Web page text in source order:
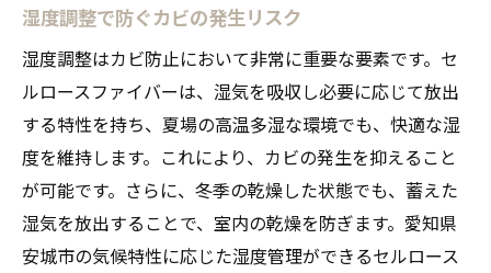
湿度調整で防ぐカビの発生リスク
湿度調整はカビ防止において非常に重要な要素です。セ
ルロースファイバーは、湿気を吸収し必要に応じて放出
する特性を持ち、夏場の高温多湿な環境でも、快適な湿
度を維持します。これにより、カビの発生を抑えること
が可能です。さらに、冬季の乾燥した状態でも、蓄えた
湿気を放出することで、室内の乾燥を防ぎます。愛知県
安城市の気候特性に応じた湿度管理ができるセルロース